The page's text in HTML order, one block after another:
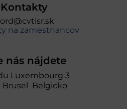
Kontakty
na zamestnancov
nás nájdete
Luxembourg 3
Brusel Belgicko